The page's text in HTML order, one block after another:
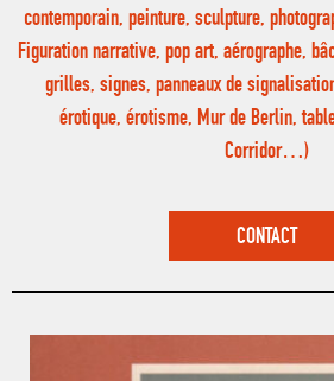
contemporain, peinture, sculpture,
Figuration narrative, pop art, aérographe,
grilles, signes, panneaux de
érotique, érotisme, Mur de Berlin,
Corridor…)
CONTACT